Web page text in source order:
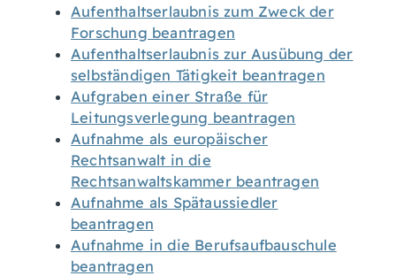
Aufenthaltserlaubnis zum Zweck der
Forschung beantragen
Aufenthaltserlaubnis zur Ausübung der
selbständigen Tätigkeit beantragen
Aufgraben einer Straße für
Leitungsverlegung beantragen
Aufnahme als europäischer
Rechtsanwalt in die
Rechtsanwaltskammer beantragen
Aufnahme als Spätaussiedler
beantragen
Aufnahme in die Berufsaufbauschule
beantragen